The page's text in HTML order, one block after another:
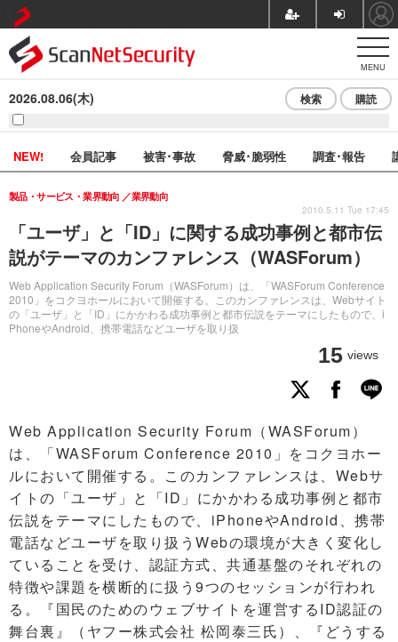
MENU
2026.08.06(木) 検索 購読
NEW! 会員記事 被害･事故 脅威･脆弱性 調査･報告
「ユーザ」と「ID」に関する成功事例と都市伝
説がテーマのカンファレンス（WASForum）
Web Application Security Forum（WASForum）は、「WASForum Conference
2010」をコクヨホールにおいて開催する。このカンファレンスは、Webサイト
の「ユーザ」と「ID」にかかわる成功事例と都市伝説をテーマにしたもので、i
PhoneやAndroid、携帯電話などユーザを取り扱
製品・サービス・業界動向 業界動向
15 views
2010.5.11 Tue 17:45
Web Application Security Forum（WASForum）
は、「WASForum Conference 2010」をコクヨホー
ルにおいて開催する。このカンファレンスは、Webサ
イトの「ユーザ」と「ID」にかかわる成功事例と都市
伝説をテーマにしたもので、iPhoneやAndroid、携帯
電話などユーザを取り扱うWebの環境が大きく変化し
ていることを受け、認証方式、共通基盤のそれぞれの
特徴や課題を横断的に扱う9つのセッションが行われ
る。『国民のためのウェブサイトを運営するID認証の
舞台裏』（ヤフー株式会社 松岡泰三氏）、『どうする